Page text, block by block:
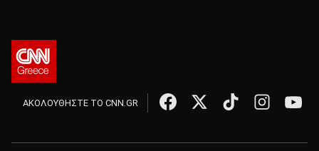
ΑΚΟΛΟΥΘΗΣΤΕ ΤΟ CNN.GR